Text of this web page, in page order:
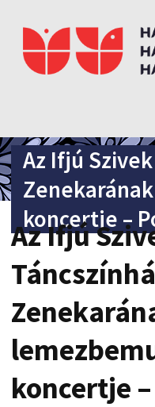
Az Ifjú
koncertje –
Az Ifjú
koncertje